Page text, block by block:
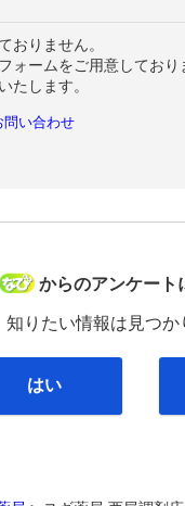
おりません。
ォームをご用意してお
たします。
問い合わせ
病院なび
からのアンケート
知りたい情報は見つか
はい